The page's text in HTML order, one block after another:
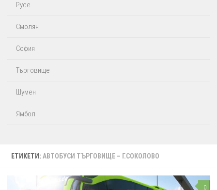
ЕТИКЕТИ: АВТОБУСИ ТЪРГОВИЩЕ – Г.СОКОЛОВО
0
Русе
Смолян
София
Търговище
Шумен
Ямбол